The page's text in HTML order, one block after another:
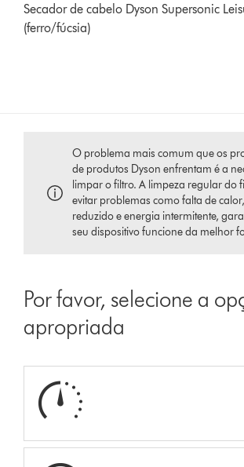
Secador de cabelo Dyson Supersonic
(ferro/fúcsia)
O problema mais comum que os
de produtos Dyson enfrentam é a
limpar o filtro. A limpeza regular do
evitar problemas como falta de
reduzido e energia intermitente,
seu dispositivo funcione da melhor
Por favor, selecione a
apropriada